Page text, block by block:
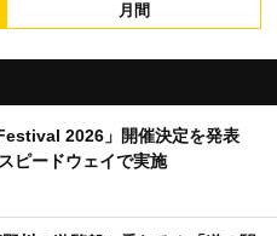
月間
2026」開催決定を発表
ピードウェイで実施